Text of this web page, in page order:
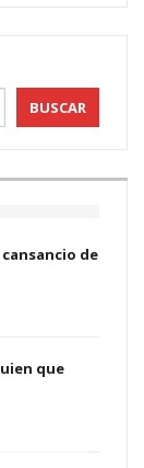
BUSCAR
de
que